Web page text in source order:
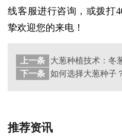
线客服进行咨询，或拨打
挚欢迎您的来电！
上一条
下一条
推荐资讯